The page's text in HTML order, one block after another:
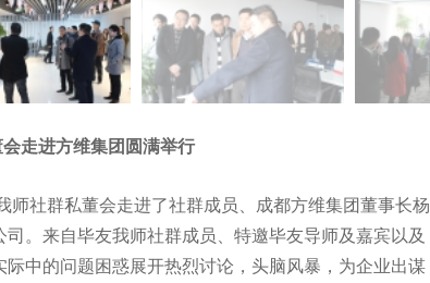
走进方维集团圆满举行
社群私董会走进了社群成员、成都方维集团董事长杨
。来自毕友我师社群成员、特邀毕友导师及嘉宾以及
中的问题困惑展开热烈讨论，头脑风暴，为企业出谋